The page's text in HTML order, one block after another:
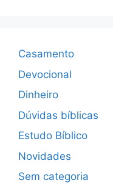
Casamento
Devocional
Dinheiro
Dúvidas bíblicas
Estudo Bíblico
Novidades
Sem categoria